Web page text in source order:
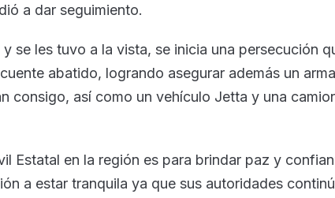
a dar seguimiento.
se les tuvo a la vista, se inicia una persecución
abatido, logrando asegurar además un arma
consigo, así como un vehículo Jetta y una
Estatal en la región es para brindar paz y
a estar tranquila ya que sus autoridades